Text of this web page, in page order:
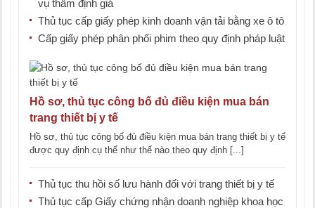
vụ thẩm định giá
Thủ tục cấp giấy phép kinh doanh vận tải bằng xe ô tô
Cấp giấy phép phân phối phim theo quy định pháp luật
Hồ sơ, thủ tục công bố đủ điều kiện mua bán
trang thiết bị y tế
Hồ sơ, thủ tục công bố đủ điều kiện mua bán trang thiết bị y tế
được quy định cụ thể như thế nào theo quy định [...]
Thủ tục thu hồi số lưu hành đối với trang thiết bị y tế
Thủ tục cấp Giấy chứng nhận doanh nghiệp khoa học